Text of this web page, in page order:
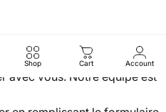
Shop Cart Account
avec vous. Notre équipe est